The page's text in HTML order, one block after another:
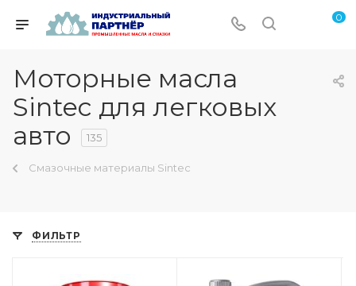
0
Моторные масла
Sintec для легковых
авто
135
Смазочные материалы Sintec
ФИЛЬТР